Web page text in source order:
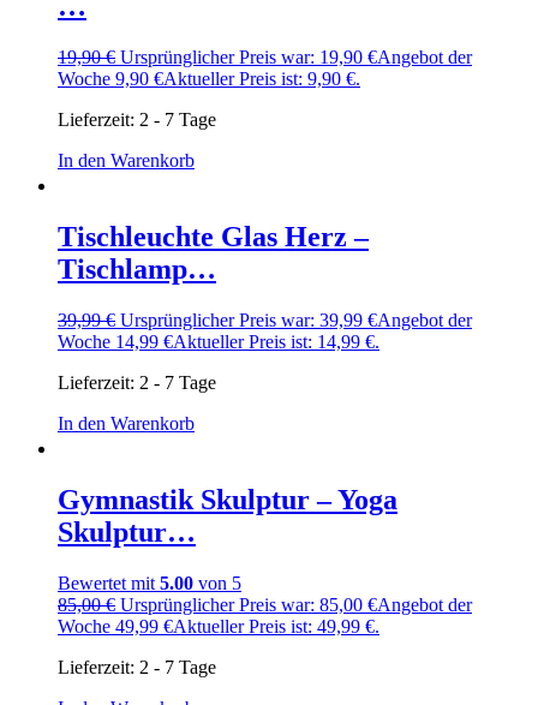
…
19,90€ Ursprünglicher Preis war: 19,90 €Angebot der
Woche 9,90 €Aktueller Preis ist: 9,90 €.
Lieferzeit: 2 - 7 Tage
In den Warenkorb
Tischleuchte Glas Herz –
Tischlamp…
39,99€ Ursprünglicher Preis war: 39,99 €Angebot der
Woche 14,99 €Aktueller Preis ist: 14,99 €.
Lieferzeit: 2 - 7 Tage
In den Warenkorb
Gymnastik Skulptur – Yoga
Skulptur…
Bewertet mit 5.00 von 5
85,00€ Ursprünglicher Preis war: 85,00 €Angebot der
Woche 49,99 €Aktueller Preis ist: 49,99 €.
Lieferzeit: 2 - 7 Tage